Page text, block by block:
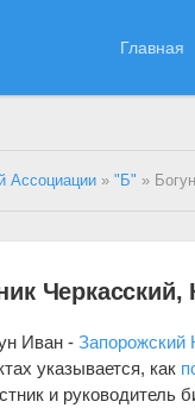
Главная
Ассоциации »"Б" »
Иван -Запорожский
указывается, как
и руководитель